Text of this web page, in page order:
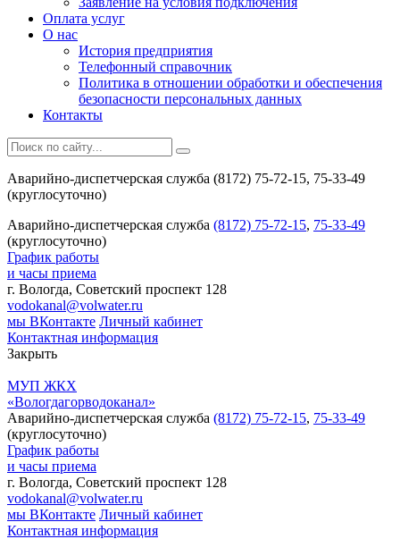
Оплата услуг
О нас
История предприятия
Телефонный справочник
Политика в отношении обработки и обеспечения
безопасности персональных данных
Контакты
Аварийно-диспетчерская служба (8172) 75-72-15, 75-33-49
(круглосуточно)
Аварийно-диспетчерская служба (8172) 75-72-15, 75-33-49
(круглосуточно)
График работы
и часы приема
г. Вологда, Советский проспект 128
vodokanal@volwater.ru
мы ВКонтакте Личный кабинет
Контактная информация
Закрыть
МУП ЖКХ
«Вологдагорводоканал»
Аварийно-диспетчерская служба (8172) 75-72-15, 75-33-49
(круглосуточно)
График работы
и часы приема
г. Вологда, Советский проспект 128
vodokanal@volwater.ru
мы ВКонтакте Личный кабинет
Контактная информация